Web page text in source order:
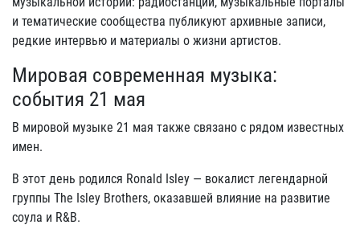
и тематические сообщества публикуют архивные записи,
редкие интервью и материалы о жизни артистов.
Мировая современная музыка:
события 21 мая
В мировой музыке 21 мая также связано с рядом известных
имен.
В этот день родился Ronald Isley — вокалист легендарной
группы The Isley Brothers, оказавшей влияние на развитие
соула и R&B.